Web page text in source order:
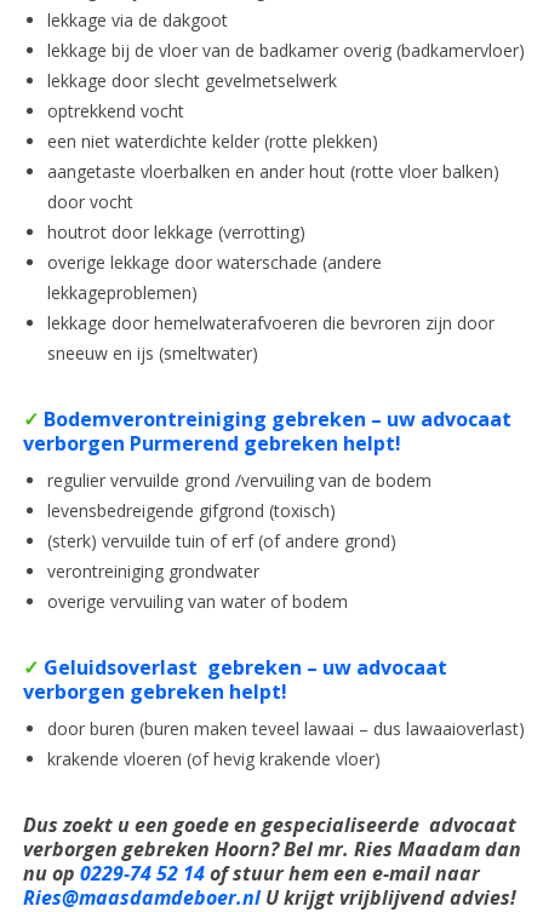
lekkage via de dakgoot
lekkage bij de vloer van de badkamer overig (badkamervloer)
lekkage door slecht gevelmetselwerk
optrekkend vocht
een niet waterdichte kelder (rotte plekken)
aangetaste vloerbalken en ander hout (rotte vloer balken)
door vocht
houtrot door lekkage (verrotting)
overige lekkage door waterschade (andere
lekkageproblemen)
lekkage door hemelwaterafvoeren die bevroren zijn door
sneeuw en ijs (smeltwater)
✓ Bodemverontreiniging gebreken – uw advocaat
verborgen Purmerend gebreken helpt!
regulier vervuilde grond /vervuiling van de bodem
levensbedreigende gifgrond (toxisch)
(sterk) vervuilde tuin of erf (of andere grond)
verontreiniging grondwater
overige vervuiling van water of bodem
✓ Geluidsoverlast gebreken – uw advocaat
verborgen gebreken helpt!
door buren (buren maken teveel lawaai – dus lawaaioverlast)
krakende vloeren (of hevig krakende vloer)
Dus zoekt u een goede en gespecialiseerdeadvocaat
verborgen gebreken Hoorn? Bel mr. Ries Maadam dan
nu op 0229-74 52 14of stuur hem een e-mail naar
Ries@maasdamdeboer.nl U krijgt vrijblijvend advies!